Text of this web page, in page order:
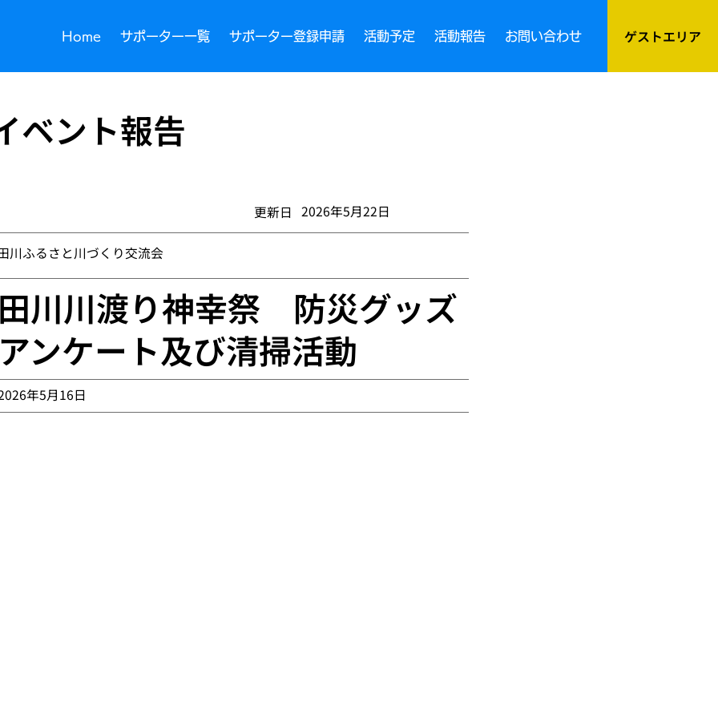
Home サポーター一覧 サポーター登録申請 活動予定 活動報告 お問い合わせ ゲストエリア
ベント報告
​更新日 2026年5月22日
川ふるさと川づくり交流会
川川渡り神幸祭 防災グッズ
ンケート及び清掃活動
年5月16日